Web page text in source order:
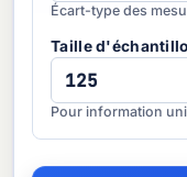
Écart-type des
Taille
Pour information